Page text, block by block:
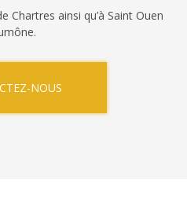
Chartres ainsi qu’à Saint Ouen
NOUS